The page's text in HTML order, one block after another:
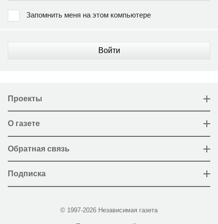
Запомнить меня на этом компьютере
Войти
Проекты
О газете
Обратная связь
Подписка
© 1997-2026 Независимая газета